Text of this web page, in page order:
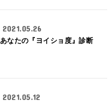
2021.05.26
あなたの『ヨイショ度』診断
2021.05.12